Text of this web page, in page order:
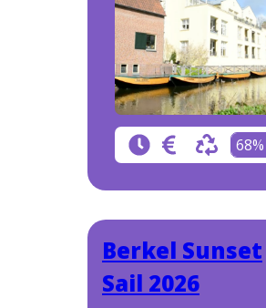
68%
Berkel Sunset
Sail 2026